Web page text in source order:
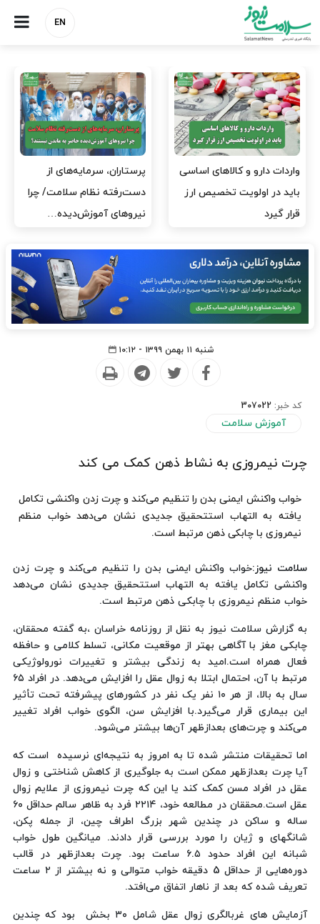
EN
سرمایه‌های از
نظام سلامت/ چرا
آموزش‌دیده…
ارز برای دارو نیست، برای
لکسوس هست؟
خدمات
شنبه ۱۱ بهمن ۱۳۹۹ - ۱۰:۱۲
کد خبر: 307022
آموزش سلامت
چرت نیمروزی به نشاط ذهن کمک می کند
خواب واکنش ایمنی بدن را تنظیم می‌کند و چرت زدن واکنشی تکامل
‌یافته به التهاب استتحقیق جدیدی نشان می‌دهد خواب منظم
نیمروزی با چابکی ذهن مرتبط است.
سلامت نیوز:خواب واکنش ایمنی بدن را تنظیم می‌کند و چرت زدن
واکنشی تکامل ‌یافته به التهاب استتحقیق جدیدی نشان می‌دهد
خواب منظم نیمروزی با چابکی ذهن مرتبط است.
به گزارش سلامت نیوز به نقل از روزنامه خراسان ،به گفته محققان،
چابکی مغز با آگاهی بهتر از موقعیت مکانی، تسلط کلامی و حافظه
فعال همراه است.امید به زندگی بیشتر و تغییرات نورولوژیکی
مرتبط با آن، احتمال ابتلا به زوال عقل را افزایش می‌دهد. در افراد ۶۵
سال به بالا، از هر ۱۰ نفر یک نفر در کشورهای پیشرفته تحت تأثیر
این بیماری قرار می‌گیرد.با افزایش سن، الگوی خواب افراد تغییر
می‌کند و چرت‌های بعدازظهر آن‌ها بیشتر می‌شود.
اما تحقیقات منتشر شده تا به امروز به نتیجه‌ای نرسیده است که
آیا چرت بعدازظهر ممکن است به جلوگیری از کاهش شناختی و زوال
عقل در افراد مسن کمک کند یا این که چرت نیمروزی از علایم زوال
عقل است.محققان در مطالعه خود، ۲۲۱۴ فرد به ظاهر سالم حداقل ۶۰
ساله و ساکن در چندین شهر بزرگ اطراف چین، از جمله پکن،
شانگهای و ژیان را مورد بررسی قرار دادند. میانگین طول خواب
شبانه این افراد حدود ۶.۵ ساعت بود. چرت بعدازظهر در قالب
دوره‌هایی از حداقل 5 دقیقه خواب متوالی و نه بیشتر از ۲ ساعت
تعریف شده که بعد از ناهار اتفاق می‌افتد.
آزمایش های غربالگری زوال عقل شامل ۳۰ بخش بود که چندین